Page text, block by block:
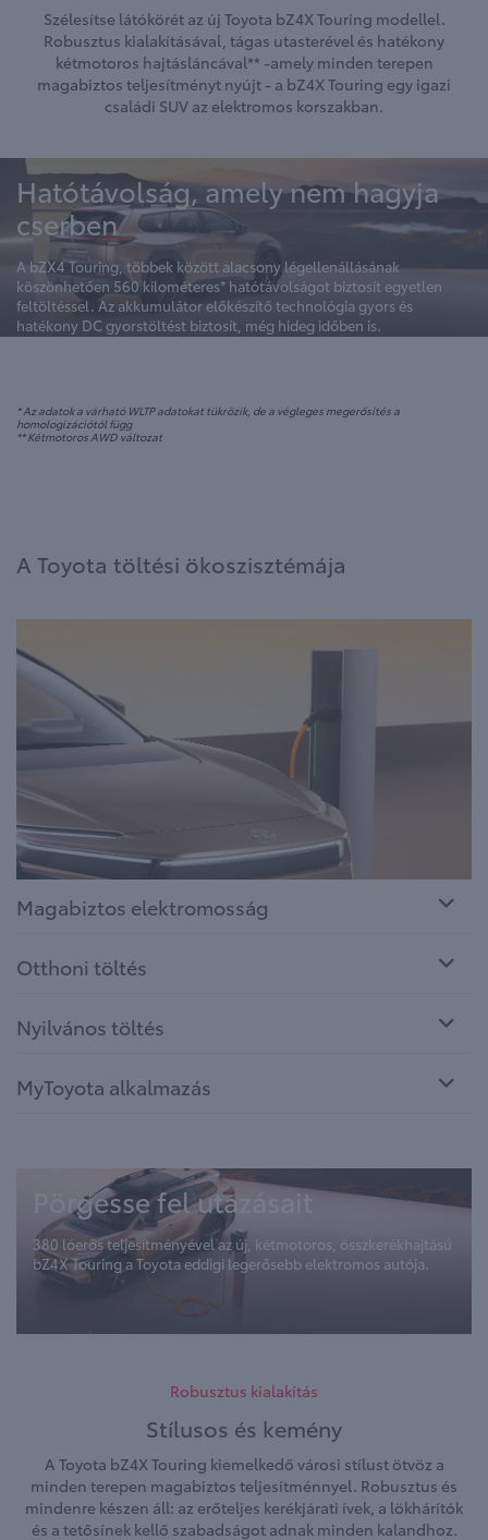
Szélesítse látókörét az új Toyota bZ4X Touring modellel.
Robusztus kialakításával, tágas utasterével és hatékony
kétmotoros hajtásláncával** -amely minden terepen
magabiztos teljesítményt nyújt - a bZ4X Touring egy igazi
családi SUV az elektromos korszakban.
Hatótávolság, amely nem hagyja
cserben
A bZX4 Touring, többek között alacsony légellenállásának
köszönhetően 560 kilométeres* hatótávolságot biztosít egyetlen
feltöltéssel. Az akkumulátor előkészítő technológia gyors és
hatékony DC gyorstöltést biztosít, még hideg időben is.
* Az adatok a várható WLTP adatokat tükrözik, de a végleges megerősítés a
homologizációtól függ
** Kétmotoros AWD változat
A Toyota töltési ökoszisztémája
Magabiztos elektromosság
Otthoni töltés
Nyilvános töltés
MyToyota alkalmazás
Pörgesse fel utazásait
380 lóerős teljesítményével az új, kétmotoros, összkerékhajtású
bZ4X Touring a Toyota eddigi legerősebb elektromos autója.
Robusztus kialakítás
Stílusos és kemény
A Toyota bZ4X Touring kiemelkedő városi stílust ötvöz a
minden terepen magabiztos teljesítménnyel. Robusztus és
mindenre készen áll: az erőteljes kerékjárati ívek, a lökhárítók
és a tetősínek kellő szabadságot adnak minden kalandhoz.